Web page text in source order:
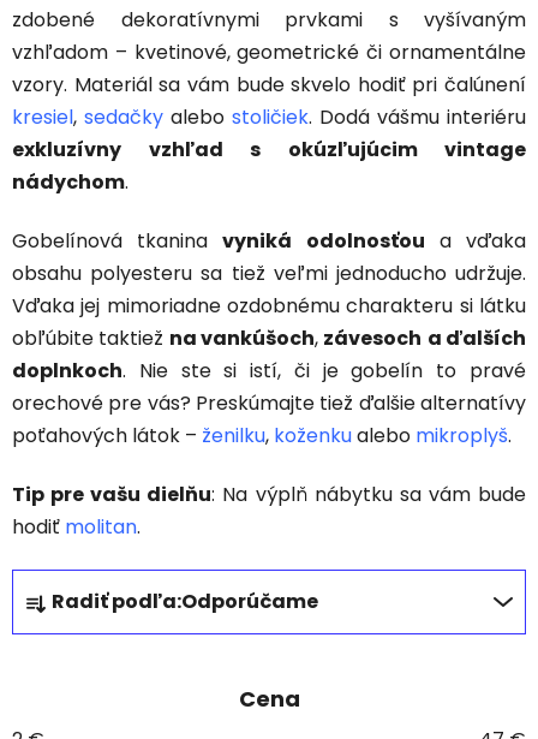
zdobené dekoratívnymi prvkami s vyšívaným
vzhľadom – kvetinové, geometrické či ornamentálne
vzory. Materiál sa vám bude skvelo hodiť pri čalúnení
kresiel, sedačky alebo stoličiek. Dodá vášmu interiéru
exkluzívny vzhľad s okúzľujúcim vintage
nádychom.
Gobelínová tkaninavyniká odolnosťou a vďaka
obsahu polyesteru sa tiež veľmi jednoducho udržuje.
Vďaka jej mimoriadne ozdobnému charakteru si látku
obľúbite taktiež na vankúšoch, závesoch a ďalších
doplnkoch. Nie ste si istí, či je gobelín to pravé
orechové pre vás? Preskúmajte tiež ďalšie alternatívy
poťahových látok – ženilku, koženkualebo mikroplyš.
Tip pre vašu dielňu: Na výplň nábytku sa vám bude
hodiť molitan.
R
a
d
Radiť podľa:Odporúčame
Cena